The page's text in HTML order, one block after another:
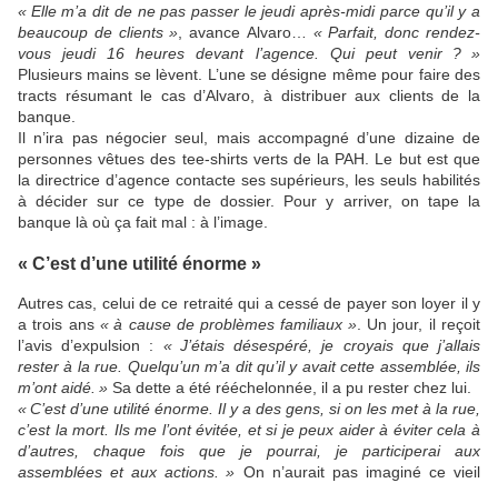
« Elle m’a dit de ne pas passer le jeudi après-midi parce qu’il y a
beaucoup de clients » , avance Alvaro… « Parfait, donc rendez-
vous jeudi 16 heures devant l’agence. Qui peut venir
? »
Plusieurs mains se lèvent. L’une se désigne même pour faire des
tracts résumant le cas d’Alvaro, à distribuer aux clients de la
banque.
Il n’ira pas négocier seul, mais accompagné d’une dizaine de
personnes vêtues des tee-shirts verts de la PAH . Le but est que
la directrice d’agence contacte ses supérieurs, les seuls habilités
à décider sur ce type de dossier. Pour y arriver, on tape la
banque là où ça fait mal : à l’image.
« C’est d’une utilité énorme »
Autres cas, celui de ce retraité qui a cessé de payer son loyer il y
a trois ans « à cause de problèmes familiaux ». Un jour, il reçoit
l’avis d’expulsion : « J’étais désespéré, je croyais que j’allais
rester à la rue. Quelqu’un m’a dit qu’il y avait cette assemblée, ils
m’ont aidé. » Sa dette a été rééchelonnée, il a pu rester chez lui.
«C’est d’une utilité énorme. Il y a des gens, si on les met à la rue,
c’est la mort. Ils me l’ont évitée, et si je peux aider à éviter cela à
d’autres, chaque fois que je pourrai, je participerai aux
assemblées et aux actions. » On n’aurait pas imaginé ce vieil